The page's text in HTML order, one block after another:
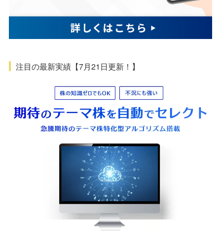
注目の最新実績【7月21日更新！】